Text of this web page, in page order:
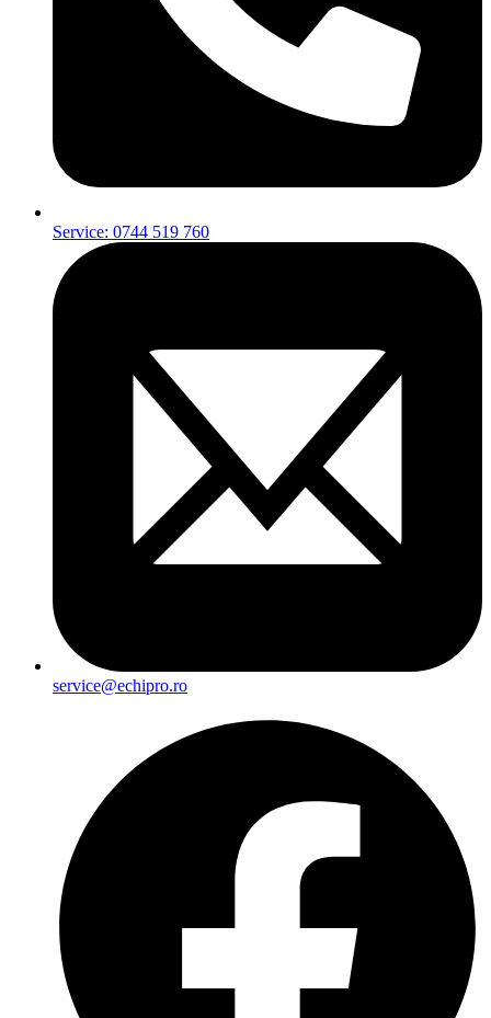
Service: 0744 519 760
service@echipro.ro